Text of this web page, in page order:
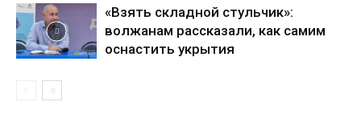
«Взять складной стульчик»:
волжанам рассказали, как самим
оснастить укрытия